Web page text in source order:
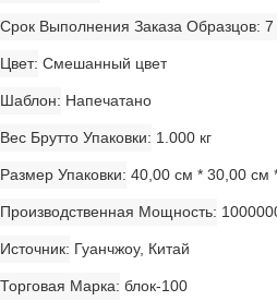
Срок Выполнения Заказа Образцов:
Цвет Смешанный цвет
Шаблон Напечатано
Вес Брутто Упаковки 1.000 кг
Размер Упаковки 40,00 см * 30,00 см
Производственная Мощность
Источник Гуанчжоу, Китай
Торговая Марка блок-100